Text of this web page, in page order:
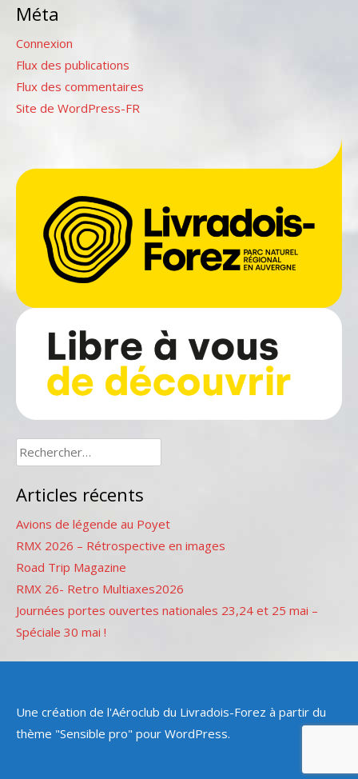
Méta
Connexion
Flux des publications
Flux des commentaires
Site de WordPress-FR
Rechercher :
Articles récents
Avions de légende au Poyet
RMX 2026 – Rétrospective en images
Road Trip Magazine
RMX 26- Retro Multiaxes2026
Journées portes ouvertes nationales 23,24 et 25 mai –
Spéciale 30 mai !
Une création de l'Aéroclub du Livradois-Forez à partir du
thème "Sensible pro" pour WordPress.